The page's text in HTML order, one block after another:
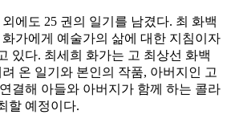
에도 25 권의 일기를 남겼다. 최 화백
가에게 예술가의 삶에 대한 지침이자
있다. 최세희 화가는 고 최상선 화백
온 일기와 본인의 작품, 아버지인 고
결해 아들와 아버지가 함께 하는 콜라
할 예정이다.